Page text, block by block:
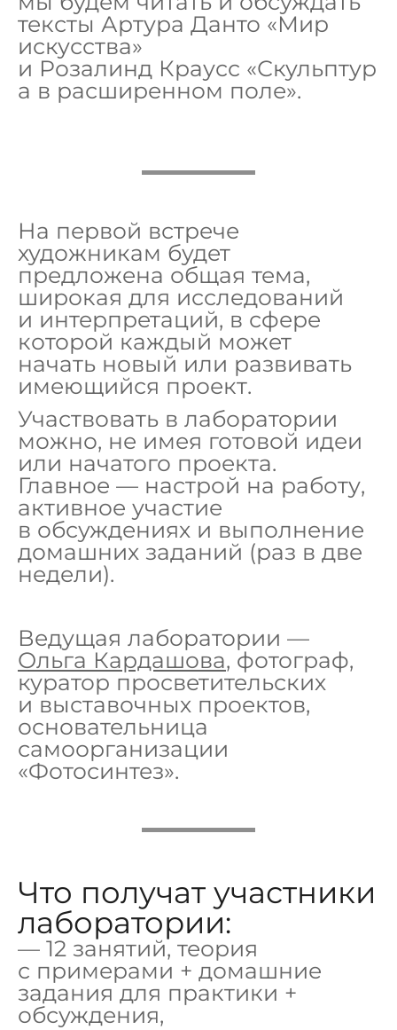
тексты Артура Данто «Мир
искусства»
и Розалинд Краусс «Скульптур
а в расширенном поле».
На первой встрече
художникам будет
предложена общая тема,
широкая для исследований
и интерпретаций, в сфере
которой каждый может
начать новый или развивать
имеющийся проект.
Участвовать в лаборатории
можно, не имея готовой идеи
или начатого проекта.
Главное — настрой на работу,
активное участие
в обсуждениях и выполнение
домашних заданий (раз в две
недели).
Ведущая лаборатории —
Ольга Кардашова, фотограф,
куратор просветительских
и выставочных проектов,
основательница
самоорганизации
«Фотосинтез».
Что получат участники
лаборатории:
— 12 занятий, теория
с примерами + домашние
задания для практики +
обсуждения,